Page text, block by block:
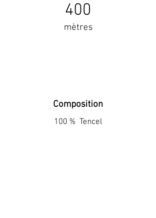
400
mètres
Composition
100 % Tencel